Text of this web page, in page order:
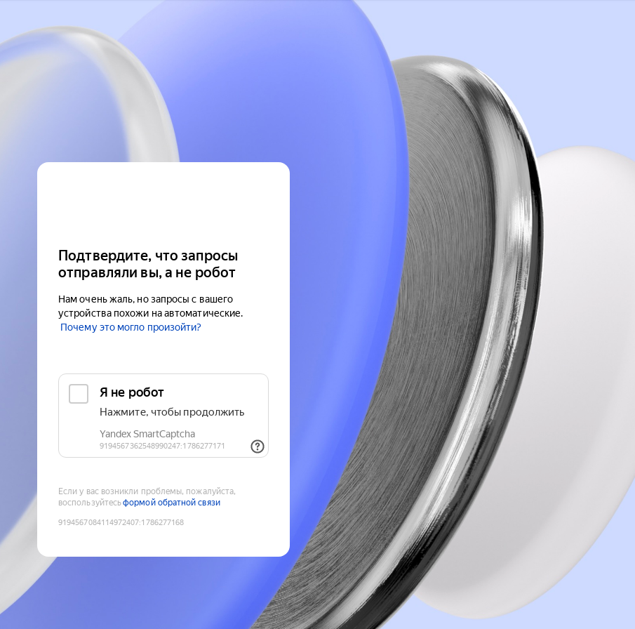
Подтвердите, что запросы
отправляли вы, а не робот
Нам очень жаль, но запросы с вашего
устройства похожи на автоматические.
Почему это могло произойти?
Если у вас возникли проблемы, пожалуйста,
воспользуйтесьформой обратной связи
9194567084114972407:1786277168